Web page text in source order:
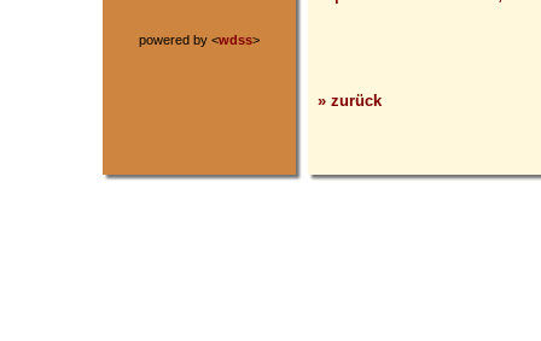
powered by <wdss>
» zurück